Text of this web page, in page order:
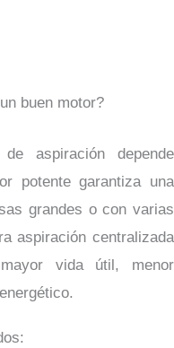
buen motor?
aspiración depende
potente garantiza una
grandes o con varias
aspiración centralizada
vida útil, menor